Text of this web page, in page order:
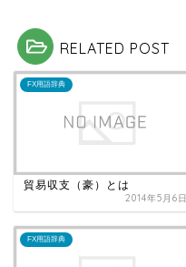
RELATED POST
FX用語辞典
貿易収支（豪）とは
2014年5月6日
FX用語辞典